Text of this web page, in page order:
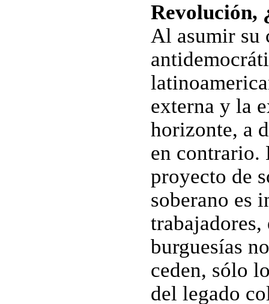
Revolución,
Al asumir su
externa y la
horizonte, a
en contrario.
proyecto de
soberano es
trabajadores,
burguesías
ceden, sólo
del legado